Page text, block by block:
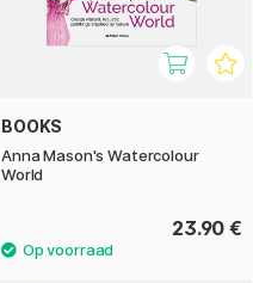
BOOKS
Anna Mason's Watercolour
World
23.90 €